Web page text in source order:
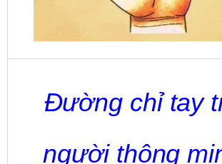
Đường chỉ tay
người thông